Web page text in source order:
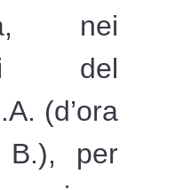
nei
del
(d’ora
B.), per